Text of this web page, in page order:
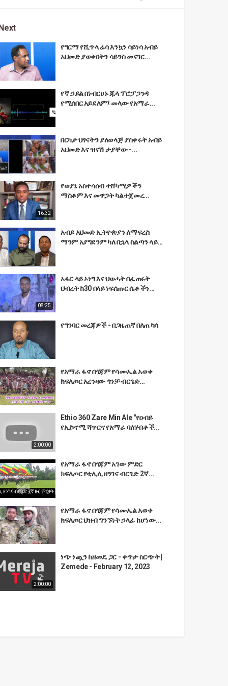
የግርማ የሺጥላ ሬሳ እንኳን ሳይነሳ አብይ
አህመድ ያወቀበትን ሳይንስ መናገር...
የኛ ኃይል በነብርሀኑ ጁላ ፕሮፓጋንዳ
የሚሰበር አይደለም፤ መላው የአማራ...
በርካታ ህፃናትን ያለወላጅ ያስቀሩት አብይ
አህመድ እና ዝናሽ ታያቸው -...
16:32
የወያኔ አስተሳሰብ ተሸካሚዎችን
ማስቆም እና መዋጋት ካልተጀመረ...
አብይ አህመድ ኢትዮጵያን ለማፍረስ
ማንም አያግደንም ካለ በኋላ ስልጣን ላይ...
08:25
አፋር ላይ ኦነግ እና ህወሓት በፈጠሩት
ህብረት ከ30 በላይ ነፍሰጡር ሴቶችን...
የግንባር መረጃዎች - በጋዜጠኛ በለጠ ካሳ
የአማራ ፋኖ በጎጃም የሳሙኤል አወቀ
ክፍለጦር አረንዛው ጎንቻ ብርጌድ...
2:00:00
Ethio 360 Zare Min Ale "የዐብይ
የኢኮኖሚ ሻጥርና የአማራ ባለሃብቶች...
የአማራ ፋኖ በጎጃም አገው ምድር
ክፍለጦር የቲሊሊ ዘንገና ብርጌድ 2ኛ...
የአማራ ፋኖ በጎጃም የሳሙኤል አወቀ
ክፍለጦር ህዝብ ግንኙነት ኃላፊ ከሆነው...
2:00:00
ነጭ ነጯን ከዘመዴ ጋር - ቀጥታ ስርጭት |
Zemede - February 12, 2023